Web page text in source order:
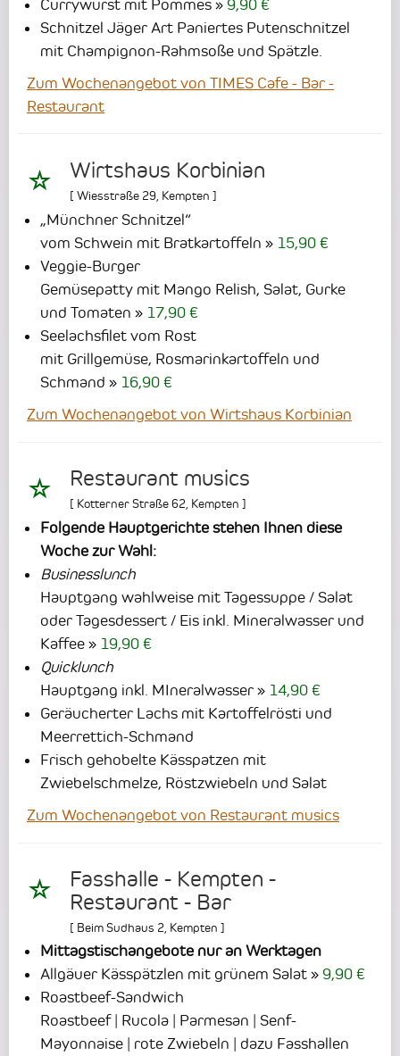
Currywurst mit Pommes
9,90 €
Schnitzel Jäger Art Paniertes Putenschnitzel
mit Champignon-Rahmsoße und Spätzle.
Zum Wochenangebot von TIMES Cafe - Bar -
Restaurant
Wirtshaus Korbinian
[ Wiesstraße 29 Kempten ]
„Münchner Schnitzel“
vom Schwein mit Bratkartoffeln
15,90 €
Veggie-Burger
Gemüsepatty mit Mango Relish, Salat, Gurke
und Tomaten
17,90 €
Seelachsfilet vom Rost
mit Grillgemüse, Rosmarinkartoffeln und
Schmand
16,90 €
Zum Wochenangebot von Wirtshaus Korbinian
Restaurant musics
[ Kotterner Straße 62 Kempten ]
Folgende Hauptgerichte stehen Ihnen diese
Woche zur Wahl:
Businesslunch
Hauptgang wahlweise mit Tagessuppe / Salat
oder Tagesdessert / Eis inkl. Mineralwasser und
Kaffee
19,90 €
Quicklunch
Hauptgang inkl. MIneralwasser
14,90 €
Geräucherter Lachs mit Kartoffelrösti und
Meerrettich-Schmand
Frisch gehobelte Kässpatzen mit
Zwiebelschmelze, Röstzwiebeln und Salat
Zum Wochenangebot von Restaurant musics
Fasshalle - Kempten -
Restaurant - Bar
[ Beim Sudhaus 2, Kempten ]
Mittagstischangebote nur an Werktagen
Allgäuer Kässpätzlen mit grünem Salat
9,90 €
Roastbeef-Sandwich
Roastbeef | Rucola | Parmesan | Senf-
Mayonnaise | rote Zwiebeln | dazu Fasshallen